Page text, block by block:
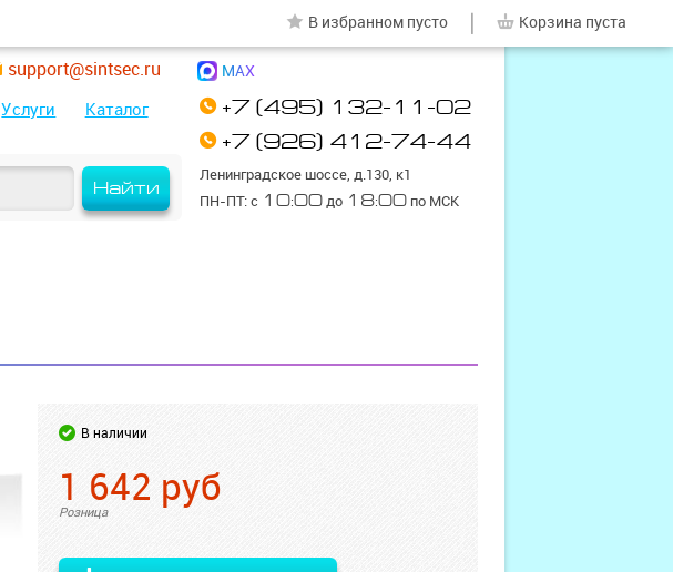
Найти
Услуги Каталог
+7 (495) 132-11-02
+7 (926) 412-74-44
Ленинградское шоссе, д.130, к1
ПН-ПТ: с 10:00 до 18:00 по МСК
support@sintsec.ru MAX
В избранном пусто Корзина пуста
В наличии
1 642 руб
Розница